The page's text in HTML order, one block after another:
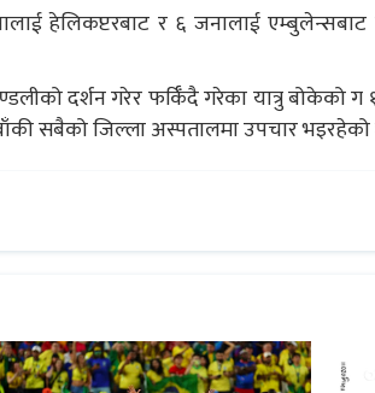
हेलिकप्टरबाट र ६ जनालाई एम्बुलेन्सबाट
दर्शन गरेर फर्किँदै गरेका यात्रु बोकेको
सबैको जिल्ला अस्पतालमा उपचार